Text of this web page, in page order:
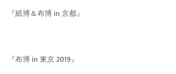
『紙博＆布博 in 京都』
『布博 in 東京 2019』